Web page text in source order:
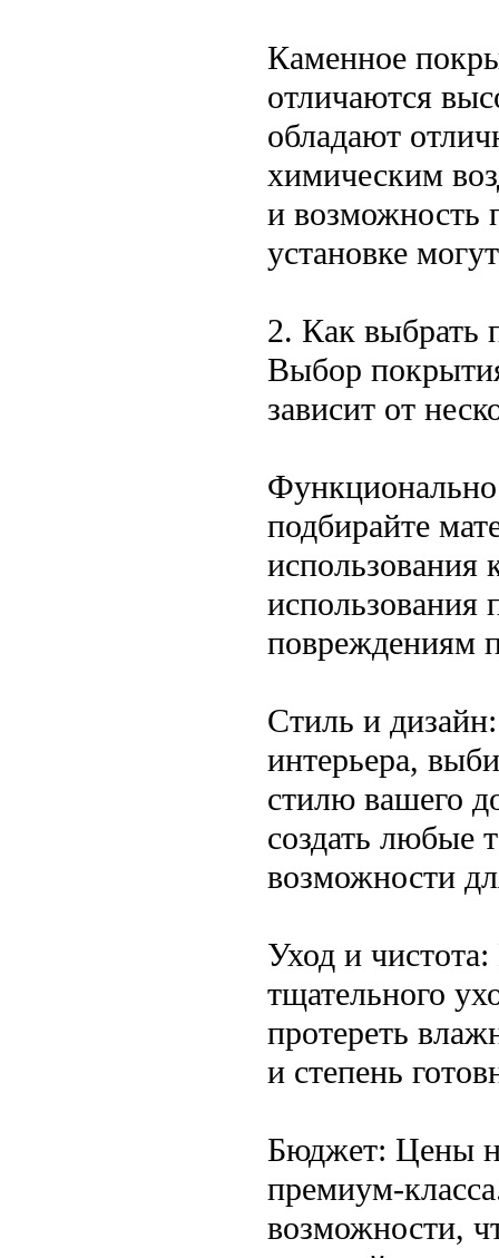
Каменное
отличаются
обладают
химическим
и возможность
установке
2. Как выбрать
Выбор
зависит от
подбирайте
использования
использования
повреждениям
Стиль и
интерьера,
стилю вашего
создать любые
возможности
Уход и
тщательного
протереть
и степень
Бюджет: Цены
премиум-
возможности,